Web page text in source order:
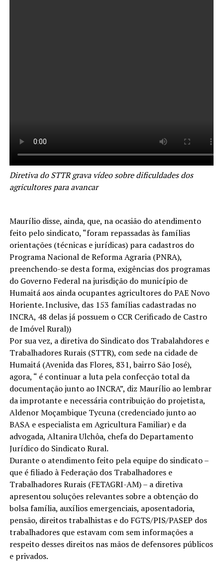
Diretiva do STTR grava vídeo sobre dificuldades dos
agricultores para avancar
Maurílio disse, ainda, que, na ocasião do atendimento
feito pelo sindicato, “foram repassadas às famílias
orientações (técnicas e jurídicas) para cadastros do
Programa Nacional de Reforma Agraria (PNRA),
preenchendo-se desta forma, exigências dos programas
do Governo Federal na jurisdição do município de
Humaitá aos ainda ocupantes agricultores do PAE Novo
Horiente. Inclusive, das 153 famílias cadastradas no
INCRA, 48 delas já possuem o CCR Cerificado de Castro
de Imóvel Rural))
Por sua vez, a diretiva do Sindicato dos Trabalahdores e
Trabalhadores Rurais (STTR), com sede na cidade de
Humaitá (Avenida das Flores, 831, bairro São José),
agora, “ é continuar a luta pela confecção total da
documentação junto ao INCRA”, diz Maurílio ao lembrar
da improtante e necessária contribuição do projetista,
Aldenor Moçambique Tycuna (credenciado junto ao
BASA e especialista em Agricultura Familiar) e da
advogada, Altanira Ulchôa, chefa do Departamento
Jurídico do Sindicato Rural.
Durante o atendimento feito pela equipe do sindicato –
que é filiado à Federação dos Trabalhadores e
Trabalhadores Rurais (FETAGRI-AM) – a diretiva
apresentou soluções relevantes sobre a obtenção do
bolsa família, auxílios emergenciais, aposentadoria,
pensão, direitos trabalhistas e do FGTS/PIS/PASEP dos
trabalhadores que estavam com sem informações a
respeito desses direitos nas mãos de defensores públicos
e privados.